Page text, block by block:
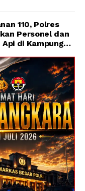
110, Polres
Personel dan
di Kampung